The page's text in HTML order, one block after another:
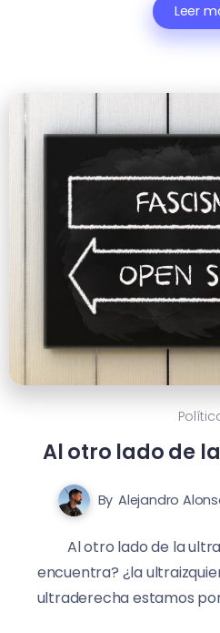
Leer
Al otro lado de
By Alejandro
Al otro lado de la
encuentra? ¿la
ultraderecha estamos